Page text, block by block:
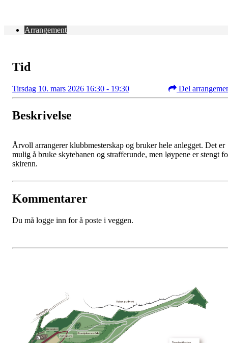
Arrangement
Tid
Tirsdag 10. mars 2026 16:30 - 19:30 Del
Beskrivelse
Årvoll arrangerer klubbmesterskap og bruker hele anlegget. Det er
mulig å bruke skytebanen og strafferunde, men løypene er stengt
skirenn.
Kommentarer
Du må logge inn for å poste i veggen.